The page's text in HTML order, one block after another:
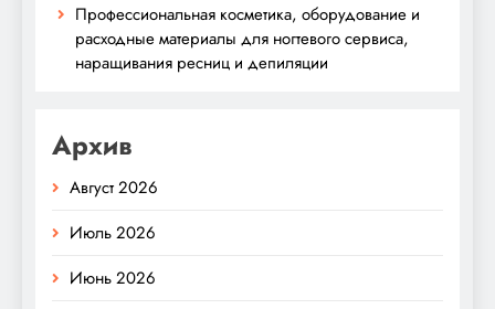
Профессиональная косметика, оборудование и
расходные материалы для ногтевого сервиса,
наращивания ресниц и депиляции
Архив
Август 2026
Июль 2026
Июнь 2026